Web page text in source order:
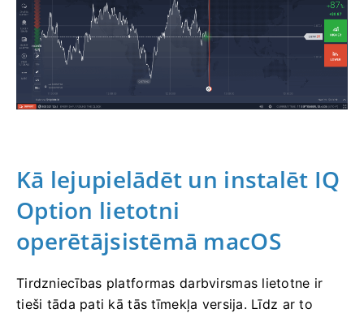
Kā lejupielādēt un instalēt IQ
Option lietotni
operētājsistēmā macOS
Tirdzniecības platformas darbvirsmas lietotne ir
tieši tāda pati kā tās tīmekļa versija. Līdz ar to